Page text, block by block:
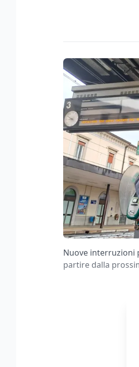
Nuove interruzioni
partire dalla